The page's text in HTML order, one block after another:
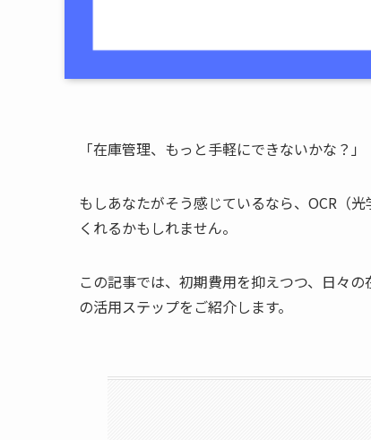
「在庫管理、もっと手軽にできないかな？」
もしあなたがそう感じているなら、OCR（
くれるかもしれません。
この記事では、初期費用を抑えつつ、日々
の活用ステップをご紹介します。